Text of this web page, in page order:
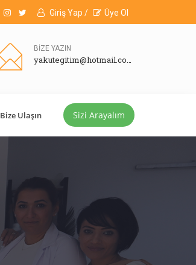
Giriş Yap / Üye Ol
BİZE YAZIN
yakutegitim@hotmail.com
Bize Ulaşın Sizi Arayalım